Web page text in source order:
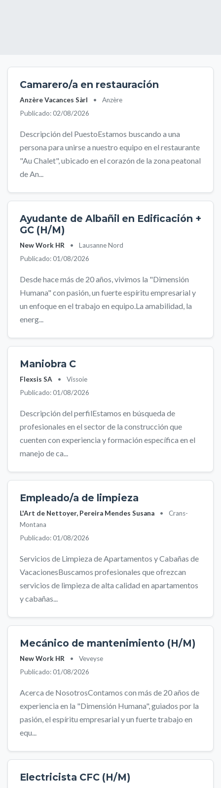
Camarero/a en restauración
Anzère Vacances Sàrl •
Anzère
Publicado: 02/08/2026
Descripción del PuestoEstamos buscando a una
persona para unirse a nuestro equipo en el restaurante
"Au Chalet", ubicado en el corazón de la zona peatonal
de An...
Ayudante de Albañil en Edificación +
GC (H/M)
New Work HR •
Lausanne Nord
Publicado: 01/08/2026
Desde hace más de 20 años, vivimos la "Dimensión
Humana" con pasión, un fuerte espíritu empresarial y
un enfoque en el trabajo en equipo.La amabilidad, la
energ...
Maniobra C
Flexsis SA •
Vissoie
Publicado: 01/08/2026
Descripción del perfilEstamos en búsqueda de
profesionales en el sector de la construcción que
cuenten con experiencia y formación específica en el
manejo de ca...
Empleado/a de limpieza
L'Art de Nettoyer, Pereira Mendes Susana •
Crans-
Montana
Publicado: 01/08/2026
Servicios de Limpieza de Apartamentos y Cabañas de
VacacionesBuscamos profesionales que ofrezcan
servicios de limpieza de alta calidad en apartamentos
y cabañas...
Mecánico de mantenimiento (H/M)
New Work HR •
Veveyse
Publicado: 01/08/2026
Acerca de NosotrosContamos con más de 20 años de
experiencia en la "Dimensión Humana", guiados por la
pasión, el espíritu empresarial y un fuerte trabajo en
equ...
Electricista CFC (H/M)